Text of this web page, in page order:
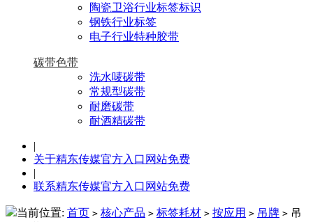
陶瓷卫浴行业标签标识
钢铁行业标签
电子行业特种胶带
碳带色带
洗水唛碳带
常规型碳带
耐磨碳带
耐酒精碳带
|
关于精东传媒官方入口网站免费
|
联系精东传媒官方入口网站免费
当前位置: 首页 > 核心产品 > 标签耗材 > 按应用 > 吊牌 > 吊